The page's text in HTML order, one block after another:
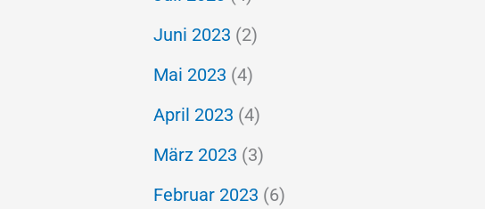
Juni 2023 (2)
Mai 2023 (4)
April 2023 (4)
März 2023 (3)
Februar 2023 (6)